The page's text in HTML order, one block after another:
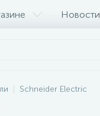
Новости
Schneider Electric